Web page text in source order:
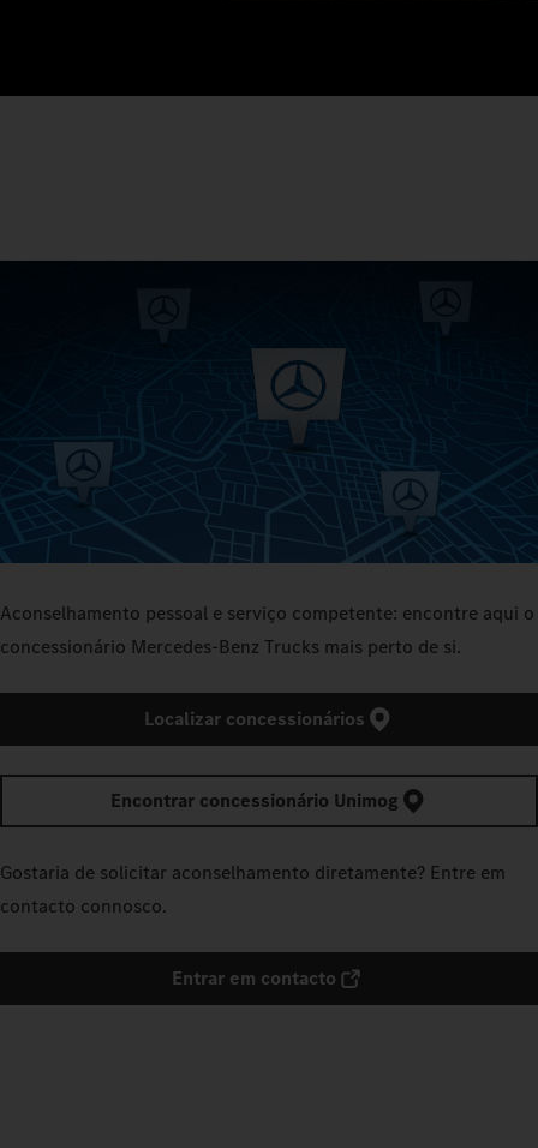
Aconselhamento pessoal e serviço competente: encontre aqui o
concessionário Mercedes‑Benz Trucks mais perto de si.
Localizar concessionários
Encontrar concessionário Unimog
Gostaria de solicitar aconselhamento diretamente? Entre em
contacto connosco.
Entrar em contacto